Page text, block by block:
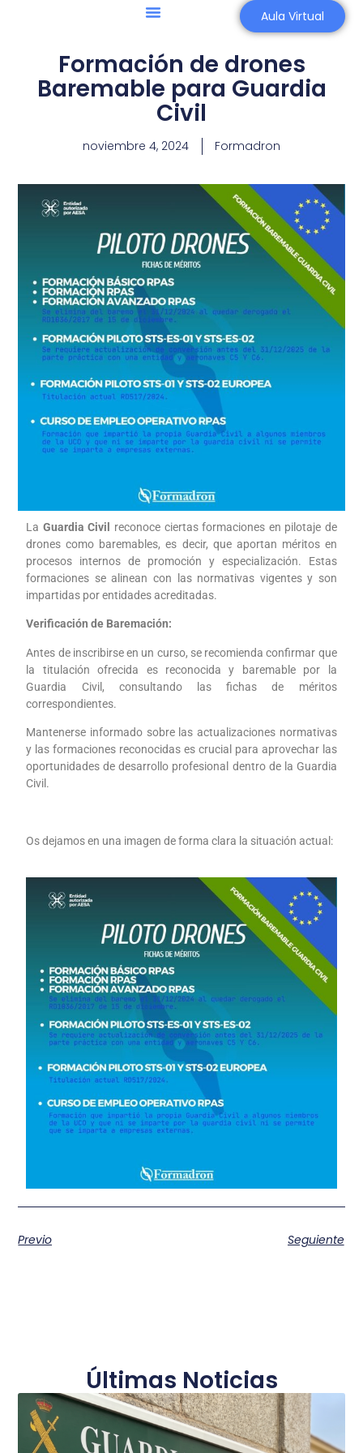
Aula Virtual
Formación de drones
Baremable para Guardia
Civil
noviembre 4, 2024 Formadron
La Guardia Civil
reconoce ciertas formaciones en pilotaje de
drones como baremables, es decir, que aportan méritos en
procesos internos de promoción y especialización. Estas
formaciones se alinean con las normativas vigentes y son
impartidas por entidades acreditadas.
Verificación de Baremación:
Antes de inscribirse en un curso, se recomienda confirmar que
la titulación ofrecida es reconocida y baremable por la
Guardia Civil, consultando las fichas de méritos
correspondientes.
Mantenerse informado sobre las actualizaciones normativas
y las formaciones reconocidas es crucial para aprovechar las
oportunidades de desarrollo profesional dentro de la Guardia
Civil.
Os dejamos en una imagen de forma clara la situación actual:
Previo Seguiente
Últimas Noticias